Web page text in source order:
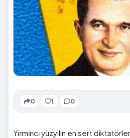
0 1 0
Yirminci yüzyılın en sert